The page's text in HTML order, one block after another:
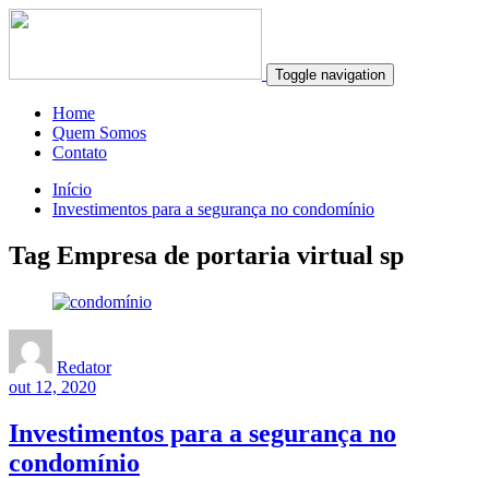
Toggle navigation
Home
Quem Somos
Contato
Início
Investimentos para a segurança no condomínio
Tag Empresa de portaria virtual sp
Redator
out 12, 2020
Investimentos para a segurança no
condomínio